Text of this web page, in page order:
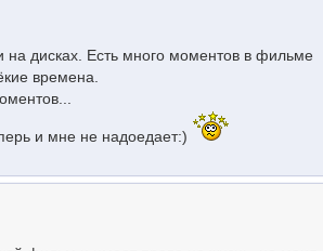
на дисках. Есть много моментов в фильме
времена.
и мне не надоедает:)